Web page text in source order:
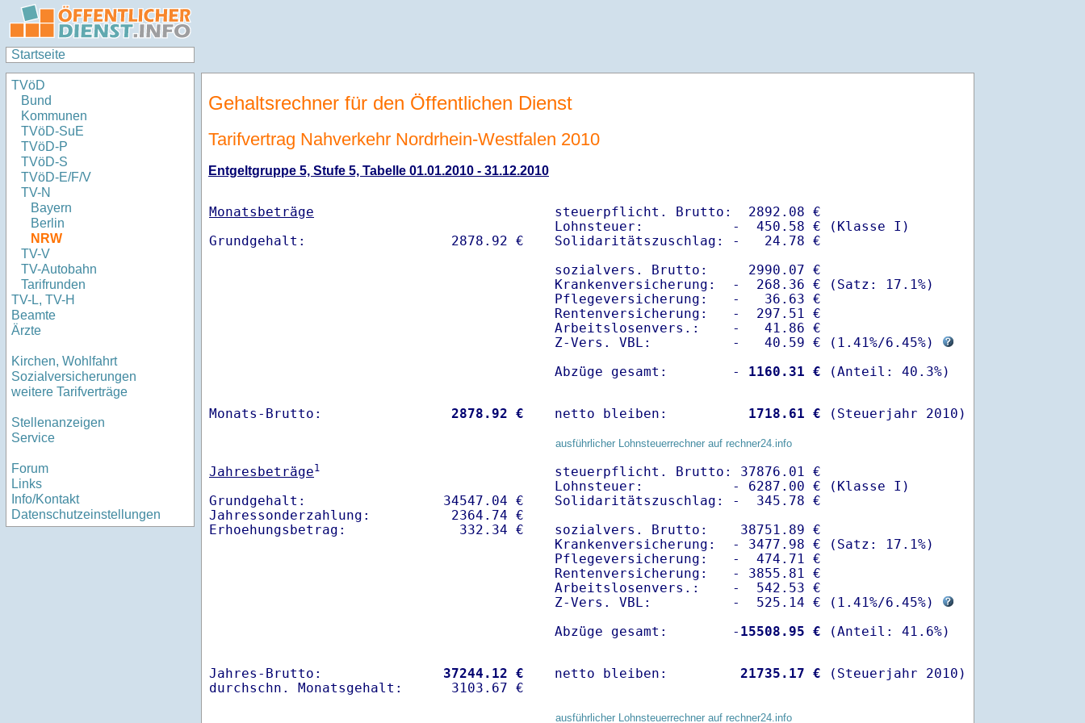
Startseite
TVöD
Bund
Kommunen
TVöD-SuE
TVöD-P
TVöD-S
TVöD-E/F/V
TV-N
Bayern
Berlin
NRW
TV-V
TV-Autobahn
Tarifrunden
TV-L, TV-H
Beamte
Ärzte
Kirchen, Wohlfahrt
Sozialversicherungen
weitere Tarifverträge
Stellenanzeigen
Service
Forum
Links
Info/Kontakt
Datenschutzeinstellungen
Gehaltsrechner für den Öffentlichen Dienst
Tarifvertrag Nahverkehr Nordrhein-Westfalen 2010
Entgeltgruppe 5, Stufe 5, Tabelle 01.01.2010 - 31.12.2010
Monatsbeträge
steuerpflicht. Brutto:  2892.08 €
Lohnsteuer:           -  450.58 € (Klasse I)
Solidaritätszuschlag: -   24.78 €
sozialvers. Brutto:     2990.07 €
Krankenversicherung:  -  268.36 € (Satz: 17.1%)
Pflegeversicherung:   -   36.63 €
Rentenversicherung:   -  297.51 €
Arbeitslosenvers.:    -   41.86 €
Z-Vers. VBL:          -   40.59 € ( 1.41%/6.45%)
Abzüge gesamt:        -
1160.31 €
Monats-Brutto: 2878.92 € netto bleiben: 1718.61 € (Steuerjahr 2010)
ausführlicher Lohnsteuerrechner auf rechner24.info
Jahresbeträge1
Grundgehalt:                 34547.04 €
Jahressonderzahlung:          2364.74 €
steuerpflicht. Brutto: 37876.01 €
Lohnsteuer:           - 6287.00 € (Klasse I)
Solidaritätszuschlag: -  345.78 €
sozialvers. Brutto:    38751.89 €
Krankenversicherung:  - 3477.98 € (Satz: 17.1%)
Pflegeversicherung:   -  474.71 €
Rentenversicherung:   - 3855.81 €
Arbeitslosenvers.:    -  542.53 €
Z-Vers. VBL:          -  525.14 € ( 1.41%/6.45%)
Abzüge gesamt:        - 15508.95 €
Jahres-Brutto: 37244.12 €
netto bleiben: 21735.17 € (Steuerjahr 2010)
ausführlicher Lohnsteuerrechner auf rechner24.info